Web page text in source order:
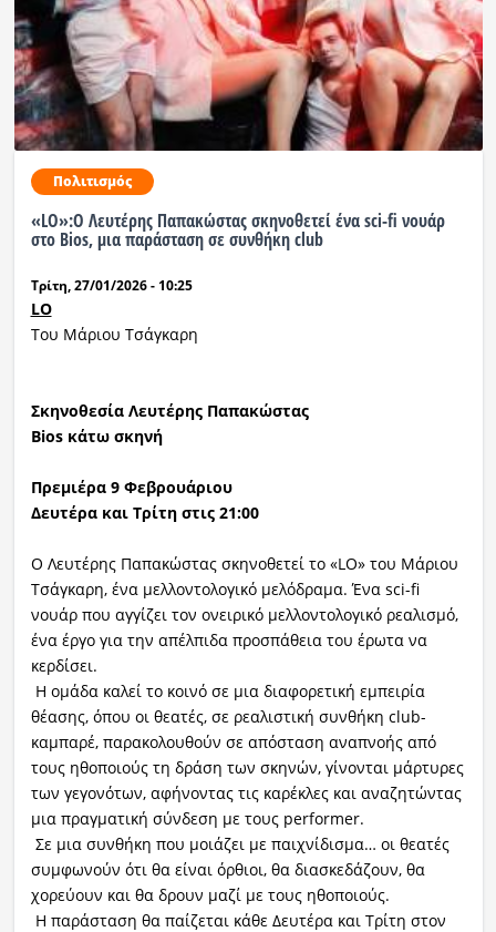
Πολιτισμός
«LO»:Ο Λευτέρης Παπακώστας σκηνοθετεί ένα sci-fi νουάρ
στο Bios, μια παράσταση σε συνθήκη club
Τρίτη, 27/01/2026 - 10:25
LO
Του Μάριου Τσάγκαρη
Σκηνοθεσία Λευτέρης Παπακώστας
Bios κάτω σκηνή
Πρεμιέρα 9 Φεβρουάριου
Δευτέρα και Τρίτη στις 21:00
Ο Λευτέρης Παπακώστας σκηνοθετεί το «LO» του Μάριου
Τσάγκαρη, ένα μελλοντολογικό μελόδραμα. Ένα sci-fi
νουάρ που αγγίζει τον ονειρικό μελλοντολογικό ρεαλισμό,
ένα έργο για την απέλπιδα προσπάθεια του έρωτα να
κερδίσει.
Η ομάδα καλεί το κοινό σε μια διαφορετική εμπειρία
θέασης, όπου οι θεατές, σε ρεαλιστική συνθήκη club-
καμπαρέ, παρακολουθούν σε απόσταση αναπνοής από
τους ηθοποιούς τη δράση των σκηνών, γίνονται μάρτυρες
των γεγονότων, αφήνοντας τις καρέκλες και αναζητώντας
μια πραγματική σύνδεση με τους performer.
Σε μια συνθήκη που μοιάζει με παιχνίδισμα… οι θεατές
συμφωνούν ότι θα είναι όρθιοι, θα διασκεδάζουν, θα
χορεύουν και θα δρουν μαζί με τους ηθοποιούς.
Η παράσταση θα παίζεται κάθε Δευτέρα και Τρίτη στον